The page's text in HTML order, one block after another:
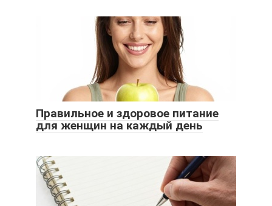
Правильное и здоровое питание
для женщин на каждый день